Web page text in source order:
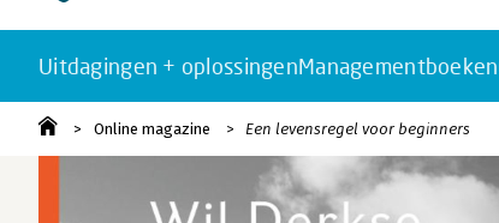
Uitdagingen + oplossingenManagementboeken
Online magazine Een levensregel voor beginners